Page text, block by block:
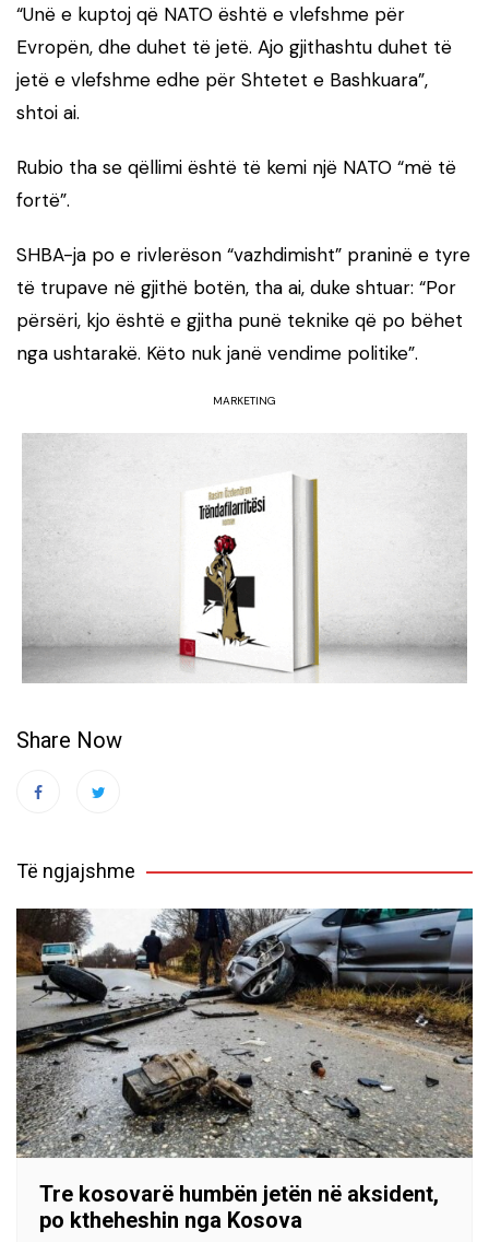
“Unë e kuptoj që NATO është e vlefshme për
Evropën, dhe duhet të jetë. Ajo gjithashtu duhet të
jetë e vlefshme edhe për Shtetet e Bashkuara”,
shtoi ai.
Rubio tha se qëllimi është të kemi një NATO “më të
fortë”.
SHBA-ja po e rivlerëson “vazhdimisht” praninë e tyre
të trupave në gjithë botën, tha ai, duke shtuar: “Por
përsëri, kjo është e gjitha punë teknike që po bëhet
nga ushtarakë. Këto nuk janë vendime politike”.
MARKETING
Share Now
Të ngjajshme
Tre kosovarë humbën jetën në aksident,
po ktheheshin nga Kosova